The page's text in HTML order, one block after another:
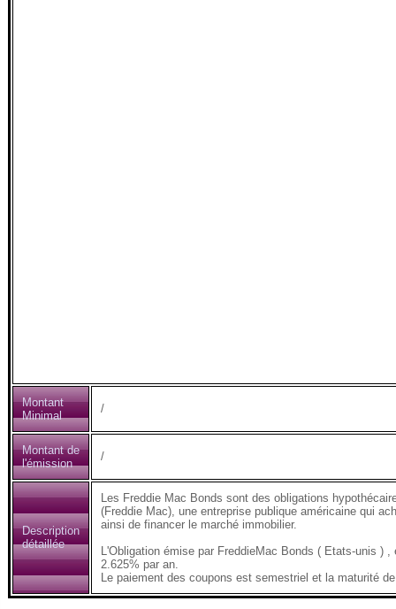
Montant
Minimal
/
Montant de
l'émission
/
Description
détaillée
Les Freddie Mac Bonds sont des obligations
(Freddie Mac), une entreprise publique américaine qui
ainsi de financer le marché immobilier.
L'Obligation émise par FreddieMac Bonds ( Etats-unis )
2.625% par an.
Le paiement des coupons est semestriel et la maturité